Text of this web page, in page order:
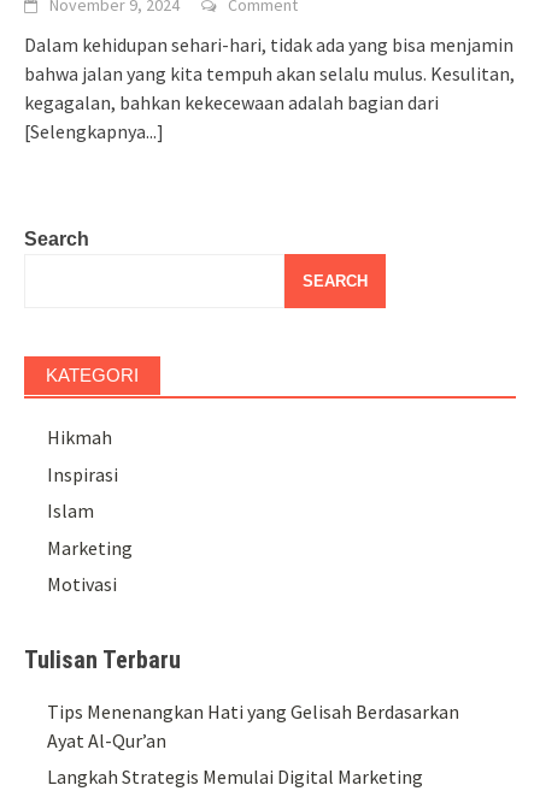
November 9, 2024 Comment
Dalam kehidupan sehari-hari, tidak ada yang bisa menjamin
bahwa jalan yang kita tempuh akan selalu mulus. Kesulitan,
kegagalan, bahkan kekecewaan adalah bagian dari
[Selengkapnya...]
Search
SEARCH
KATEGORI
Hikmah
Inspirasi
Islam
Marketing
Motivasi
Tulisan Terbaru
Tips Menenangkan Hati yang Gelisah Berdasarkan
Ayat Al-Qur’an
Langkah Strategis Memulai Digital Marketing